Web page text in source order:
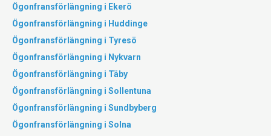
Ögonfransförlängning i Ekerö
Ögonfransförlängning i Huddinge
Ögonfransförlängning i Tyresö
Ögonfransförlängning i Nykvarn
Ögonfransförlängning i Täby
Ögonfransförlängning i Sollentuna
Ögonfransförlängning i Sundbyberg
Ögonfransförlängning i Solna